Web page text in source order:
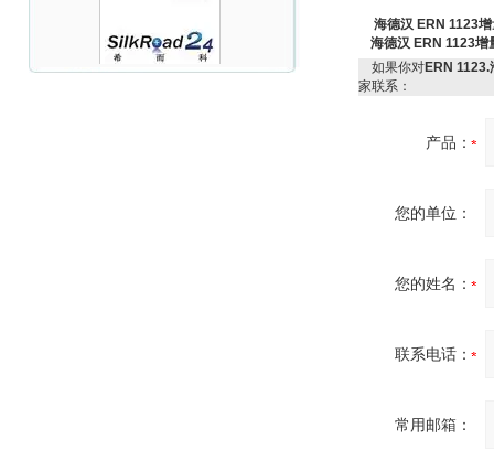
海德汉 ERN 1123
海德汉 ERN 1123增
如果你对ERN 1123.
家联系：
产品：
您的单位：
您的姓名：
联系电话：
常用邮箱：